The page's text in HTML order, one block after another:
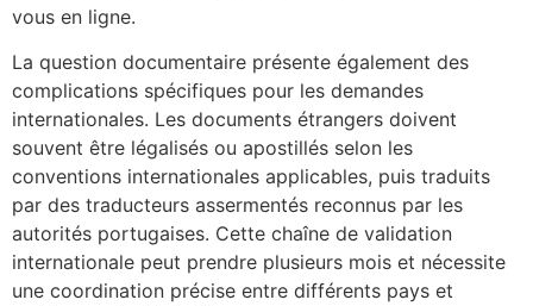
vous en ligne.
La question documentaire présente également des
complications spécifiques pour les demandes
internationales. Les documents étrangers doivent
souvent être légalisés ou apostillés selon les
conventions internationales applicables, puis traduits
par des traducteurs assermentés reconnus par les
autorités portugaises. Cette chaîne de validation
internationale peut prendre plusieurs mois et nécessite
une coordination précise entre différents pays et